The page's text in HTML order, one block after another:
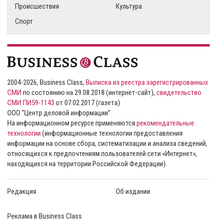
Происшествия
Культура
Спорт
2004-2026, Business Class, Выписка из реестра зарегистрированных
СМИ по состоянию на 29.08.2018 (интернет-сайт), свидетельство
СМИ ПИ59-1143 от 07.02.2017 (газета)
ООО “Центр деловой информации”
На информационном ресурсе применяются рекомендательные
технологии (информационные технологии предоставления
информации на основе сбора, систематизации и анализа сведений,
относящихся к предпочтениям пользователей сети «Интернет»,
находящихся на территории Российской Федерации).
Редакция Об издании
Реклама в Business Class